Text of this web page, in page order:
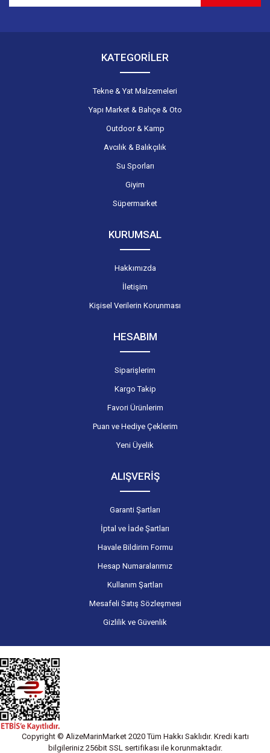
KATEGORİLER
Tekne & Yat Malzemeleri
Yapı Market & Bahçe & Oto
Outdoor & Kamp
Avcılık & Balıkçılık
Su Sporları
Giyim
Süpermarket
KURUMSAL
Hakkımızda
İletişim
Kişisel Verilerin Korunması
HESABIM
Siparişlerim
Kargo Takip
Favori Ürünlerim
Puan ve Hediye Çeklerim
Yeni Üyelik
ALIŞVERİŞ
Garanti Şartları
İptal ve İade Şartları
Havale Bildirim Formu
Hesap Numaralarımız
Kullanım Şartları
Mesafeli Satış Sözleşmesi
Gizlilik ve Güvenlik
Copyright © AlizeMarinMarket 2020 Tüm Hakkı Saklıdır. Kredi kartı
bilgileriniz 256bit SSL sertifikası ile korunmaktadır.